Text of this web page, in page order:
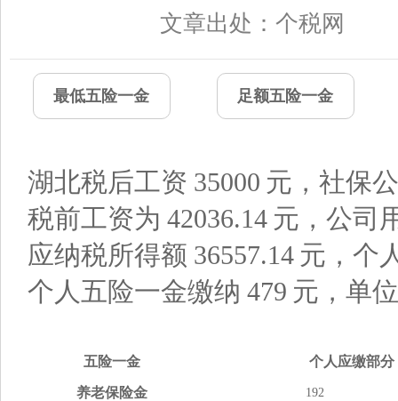
文章出处：个税网
最低五险一金 足额五险一金
湖北税后工资 35000 元，社保
税前工资为 42036.14元，公司
应纳税所得额 36557.14元，个
个人五险一金缴纳 479 元，单
五险一金 个人应缴部分
养老保险金 192